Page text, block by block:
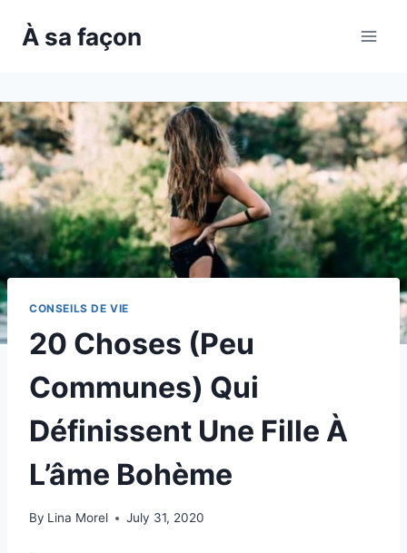
À sa façon
CONSEILS DE VIE
20 Choses (Peu
Communes) Qui
Définissent Une Fille À
L’âme Bohème
By Lina Morel July 31, 2020